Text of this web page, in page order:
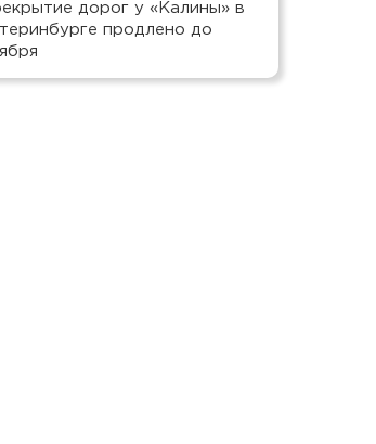
дорог у «Калины» в
продлено до